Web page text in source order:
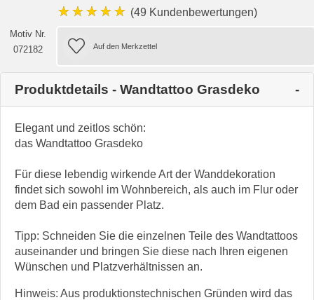
★★★★★ (49 Kundenbewertungen)
Motiv Nr.
072182
Produktdetails - Wandtattoo Grasdeko
Elegant und zeitlos schön:
das Wandtattoo Grasdeko
Für diese lebendig wirkende Art der Wanddekoration
findet sich sowohl im Wohnbereich, als auch im Flur oder
dem Bad ein passender Platz.
Tipp: Schneiden Sie die einzelnen Teile des Wandtattoos
auseinander und bringen Sie diese nach Ihren eigenen
Wünschen und Platzverhältnissen an.
Hinweis: Aus produktionstechnischen Gründen wird das